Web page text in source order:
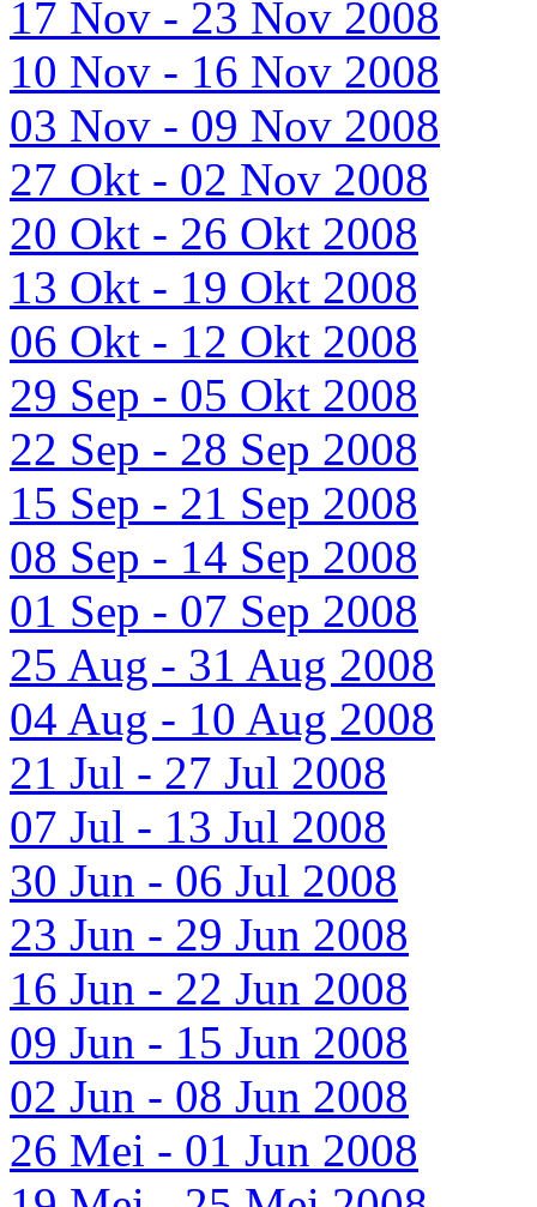
17 Nov - 23 Nov 2008
10 Nov - 16 Nov 2008
03 Nov - 09 Nov 2008
27 Okt - 02 Nov 2008
20 Okt - 26 Okt 2008
13 Okt - 19 Okt 2008
06 Okt - 12 Okt 2008
29 Sep - 05 Okt 2008
22 Sep - 28 Sep 2008
15 Sep - 21 Sep 2008
08 Sep - 14 Sep 2008
01 Sep - 07 Sep 2008
25 Aug - 31 Aug 2008
04 Aug - 10 Aug 2008
21 Jul - 27 Jul 2008
07 Jul - 13 Jul 2008
30 Jun - 06 Jul 2008
23 Jun - 29 Jun 2008
16 Jun - 22 Jun 2008
09 Jun - 15 Jun 2008
02 Jun - 08 Jun 2008
26 Mei - 01 Jun 2008